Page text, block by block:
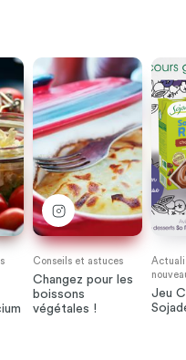
Conseils et astuces
Changez pour les
boissons
végétales !
Jeu